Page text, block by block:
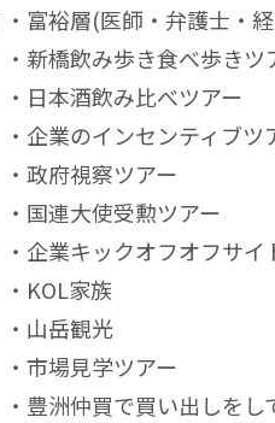
・富裕層(医師・弁護士・
・新橋飲み歩き食べ歩きツ
・日本酒飲み比べツアー
・企業のインセンティブツ
・政府視察ツアー
・国連大使受勲ツアー
・企業キックオフオフサ
・KOL家族
・山岳観光
・市場見学ツアー
・豊洲仲買で買い出しを